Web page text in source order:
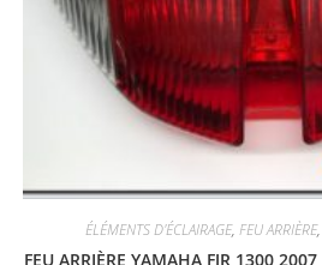
ÉLÉMENTS D'ÉCLAIRAGE, FEU ARRIÈRE,
FEU ARRIÈRE YAMAHA FJR 1300